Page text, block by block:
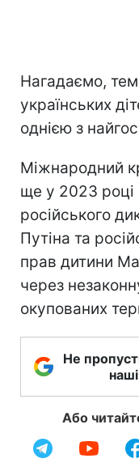
Нагадаємо,
українських
однією з
Міжнародний
ще у 2023 році
російського
Путіна та
прав дитини
через
окупованих
Не
Або